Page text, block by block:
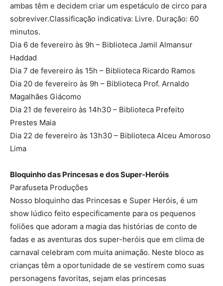
ambas têm e decidem criar um espetáculo de circo para
sobreviver.Classificação indicativa: Livre. Duração: 60
minutos.
Dia 6 de fevereiro às 9h – Biblioteca Jamil Almansur
Haddad
Dia 7 de fevereiro às 15h – Biblioteca Ricardo Ramos
Dia 20 de fevereiro às 9h – Biblioteca Prof. Arnaldo
Magalhães Giácomo
Dia 21 de fevereiro às 14h30 – Biblioteca Prefeito
Prestes Maia
Dia 22 de fevereiro às 13h30 – Biblioteca Alceu Amoroso
Lima
Bloquinho das Princesas e dos Super-Heróis
Parafuseta Produções
Nosso bloquinho das Princesas e Super Heróis, é um
show lúdico feito especificamente para os pequenos
foliões que adoram a magia das histórias de conto de
fadas e as aventuras dos super-heróis que em clima de
carnaval celebram com muita animação. Neste bloco as
crianças têm a oportunidade de se vestirem como suas
personagens favoritas, sejam elas princesas